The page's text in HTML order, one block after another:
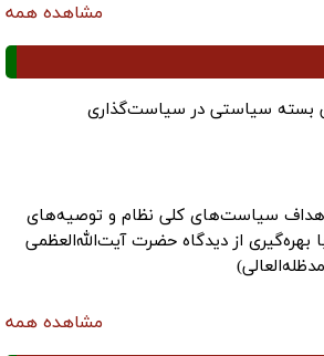
مشاهده همه
بسته سیاستی در سیاست‌گذاری
سیاست‌های کلی نظام و توصیه‌های
بهره‌گیری از دیدگاه حضرت آیت‌الله‌العظمی
مشاهده همه